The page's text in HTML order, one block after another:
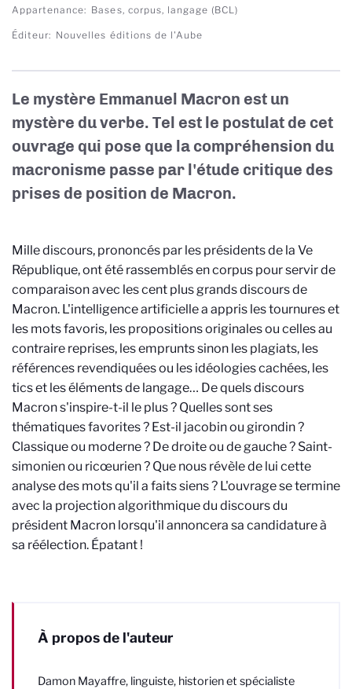
Appartenance Bases, corpus, langage (BCL)
Éditeur Nouvelles éditions de l'Aube
Le mystère Emmanuel Macron est un
mystère du verbe. Tel est le postulat de cet
ouvrage qui pose que la compréhension du
macronisme passe par l'étude critique des
prises de position de Macron.
Mille discours, prononcés par les présidents de la Ve
République, ont été rassemblés en corpus pour servir de
comparaison avec les cent plus grands discours de
Macron. L'intelligence artificielle a appris les tournures et
les mots favoris, les propositions originales ou celles au
contraire reprises, les emprunts sinon les plagiats, les
références revendiquées ou les idéologies cachées, les
tics et les éléments de langage… De quels discours
Macron s'inspire-t-il le plus ? Quelles sont ses
thématiques favorites ? Est-il jacobin ou girondin ?
Classique ou moderne ? De droite ou de gauche ? Saint-
simonien ou ricœurien ? Que nous révèle de lui cette
analyse des mots qu'il a faits siens ? L'ouvrage se termine
avec la projection algorithmique du discours du
président Macron lorsqu'il annoncera sa candidature à
sa réélection. Épatant !
À propos de l'auteur
Damon Mayaffre, linguiste, historien et spécialiste